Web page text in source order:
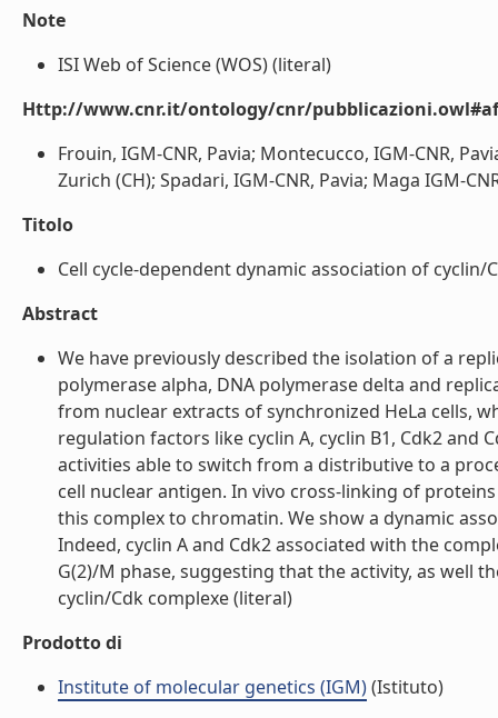
Note
ISI Web of Science (WOS) (literal)
Http://www.cnr.it/ontology/cnr/
Frouin, IGM-CNR, Pavia; Montecucco, IGM-CNR,
Zurich (CH); Spadari, IGM-CNR, Pavia; Maga IGM-
Titolo
Cell cycle-dependent dynamic association of
Abstract
We have previously described the isolation of a
polymerase alpha, DNA polymerase delta and
from nuclear extracts of synchronized HeLa cells,
regulation factors like cyclin A, cyclin B1, Cdk2 and
activities able to switch from a distributive to a
cell nuclear antigen. In vivo cross-linking of
this complex to chromatin. We show a dynamic
Indeed, cyclin A and Cdk2 associated with the
G(2)/M phase, suggesting that the activity, as well
cyclin/Cdk complexe (literal)
Prodotto di
Institute of molecular genetics (IGM)(Istituto)